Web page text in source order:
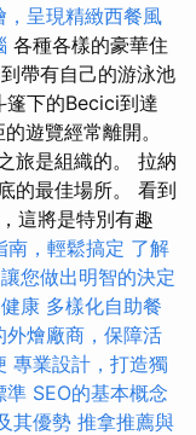
，呈現精緻西餐風
各種各樣的豪華住
帶有自己的游泳池
篷下的Becici到達
遊覽經常離開。
旅是組織的。 拉納
的最佳場所。 看到
這將是特別有趣
南，輕鬆搞定 了解
您做出明智的決定
康 多樣化自助餐
外燴廠商，保障活
專業設計，打造獨
準 SEO的基本概念
其優勢 推拿推薦與